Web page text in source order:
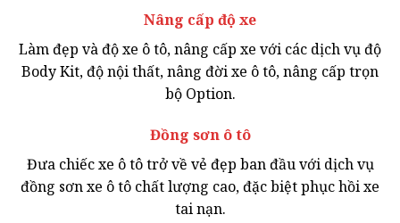
Nâng cấp độ xe
Làm đẹp và độ xe ô tô, nâng cấp xe với các dịch vụ độ
Body Kit, độ nội thất, nâng đời xe ô tô, nâng cấp trọn
bộ Option.
Đồng sơn ô tô
Đưa chiếc xe ô tô trở về vẻ đẹp ban đầu với dịch vụ
đồng sơn xe ô tô chất lượng cao, đặc biệt phục hồi xe
tai nạn.